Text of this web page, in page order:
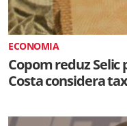
ECONOMIA
Copom reduz
Costa considera